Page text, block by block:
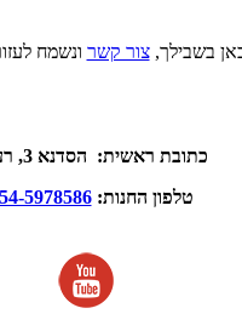
בשבילך,צור קשר ונשמח
כתובת ראשית: הסדנא 3, רעננה
טלפון החנות:5978586